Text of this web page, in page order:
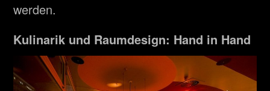
werden.
Kulinarik und Raumdesign: Hand in Hand